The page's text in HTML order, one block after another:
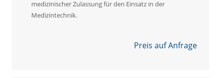
medizinischer Zulassung für den Einsatz in der
Medizintechnik.
Preis auf Anfrage